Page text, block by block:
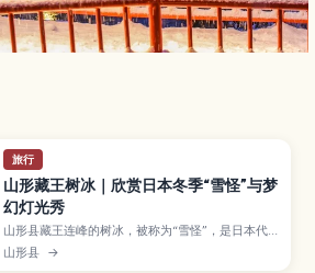
旅行
山形藏王树冰｜欣赏日本冬季“雪怪”与梦
幻灯光秀
山形县藏王连峰的树冰，被称为“雪怪”，是日本代
表性的冬季绝景之一。本文介绍树冰形成的特点、
白天乘坐缆车俯瞰一整片雪怪景观、夜间灯光秀、
山形县 →